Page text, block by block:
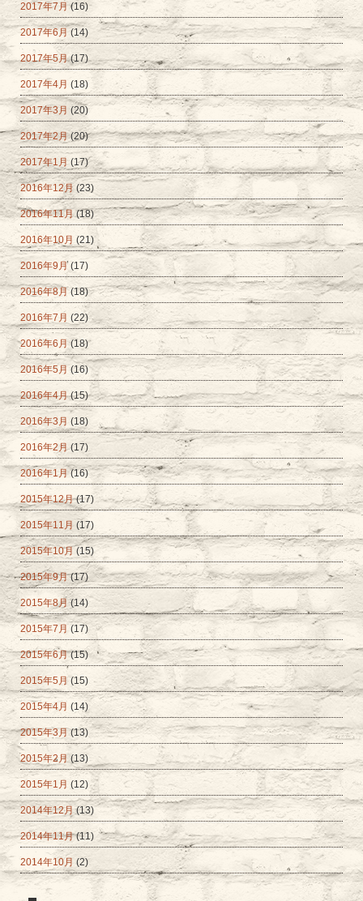
2017年7月 (16)
2017年6月 (14)
2017年5月(17)
2017年4月 (18)
2017年3月 (20)
2017年2月(20)
2017年1月 (17)
2016年12月 (23)
2016年11月(18)
2016年10月 (21)
2016年9月 (17)
2016年8月 (18)
2016年7月 (22)
2016年6月(18)
2016年5月 (16)
2016年4月(15)
2016年3月 (18)
2016年2月(17)
2016年1月 (16)
2015年12月(17)
2015年11月 (17)
2015年10月 (15)
2015年9月(17)
2015年8月 (14)
2015年7月 (17)
2015年6月(15)
2015年5月 (15)
2015年4月 (14)
2015年3月 (13)
2015年2月 (13)
2015年1月 (12)
2014年12月(13)
2014年11月(11)
2014年10月 (2)